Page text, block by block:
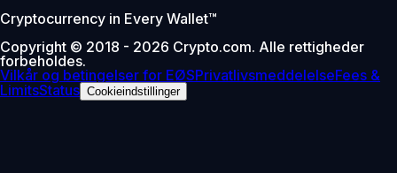
Cryptocurrency in Every Wallet™
Copyright © 2018 - 2026 Crypto.com. Alle rettigheder
forbeholdes.
Vilkår og betingelser for EØSPrivatlivsmeddelelseFees &
LimitsStatus Cookieindstillinger